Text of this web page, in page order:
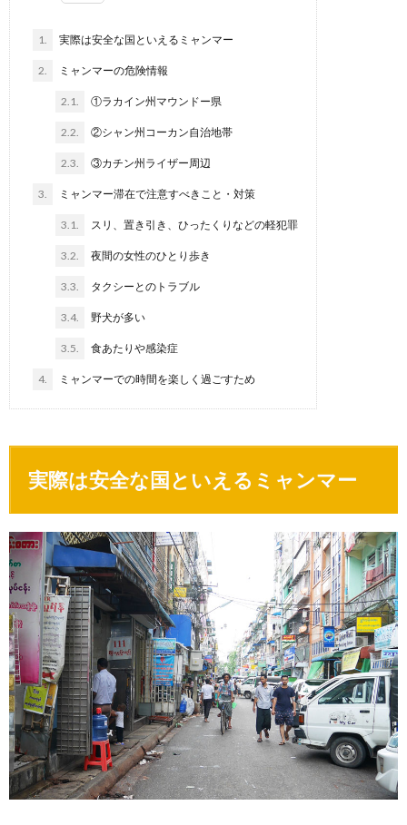
1. 実際は安全な国といえるミャンマー
2. ミャンマーの危険情報
2.1. ①ラカイン州マウンドー県
2.2. ②シャン州コーカン自治地帯
2.3. ③カチン州ライザー周辺
3. ミャンマー滞在で注意すべきこと・対策
3.1. スリ、置き引き、ひったくりなどの軽犯罪
3.2. 夜間の女性のひとり歩き
3.3. タクシーとのトラブル
3.4. 野犬が多い
3.5. 食あたりや感染症
4. ミャンマーでの時間を楽しく過ごすため
実際は安全な国といえるミャンマー